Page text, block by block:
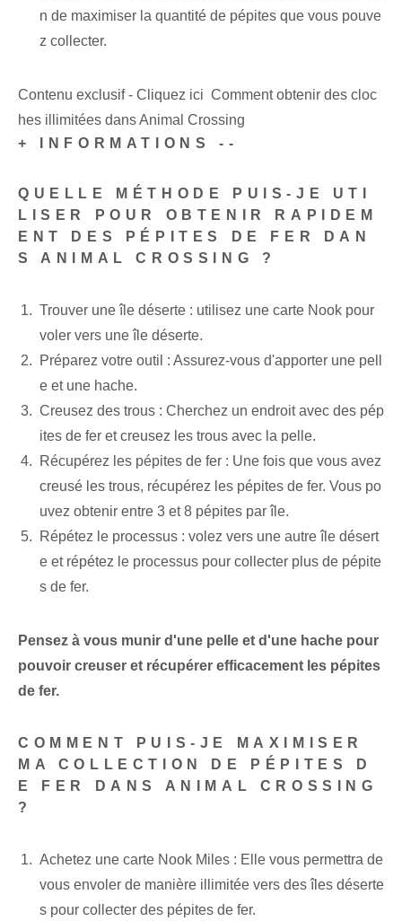
n de maximiser la quantité de pépites que vous pouve
z collecter.
Contenu exclusif - Cliquez ici Comment obtenir des cloc
hes illimitées dans Animal Crossing
+ INFORMATIONS --
QUELLE MÉTHODE PUIS-JE UTI
LISER POUR OBTENIR RAPIDEM
ENT DES PÉPITES DE FER DAN
S ANIMAL CROSSING ?
Trouver une île déserte : utilisez une carte Nook pour
voler vers une île déserte.
Préparez votre ⁤outil : Assurez-vous d'apporter une pell
e ⁢et une hache.
Creusez des trous : Cherchez un endroit avec des pép
ites de fer et creusez les trous avec la pelle.
Récupérez les pépites de fer : Une fois que vous avez
creusé les trous, récupérez les pépites de fer. Vous po
uvez obtenir entre 3 et 8 pépites par île.
Répétez le processus : volez vers une autre ‌île désert
e et répétez le processus ⁤pour collecter‍ plus de pépite
s de fer.
Pensez à vous munir d'une pelle et d'une hache pour
pouvoir creuser et récupérer efficacement les pépites
de fer.
COMMENT PUIS-JE MAXIMISER
MA COLLECTION DE PÉPITES D
E FER DANS ANIMAL CROSSING
?
Achetez une carte Nook Miles : Elle vous permettra de
vous envoler de manière illimitée vers des îles déserte
s pour collecter des pépites de fer.